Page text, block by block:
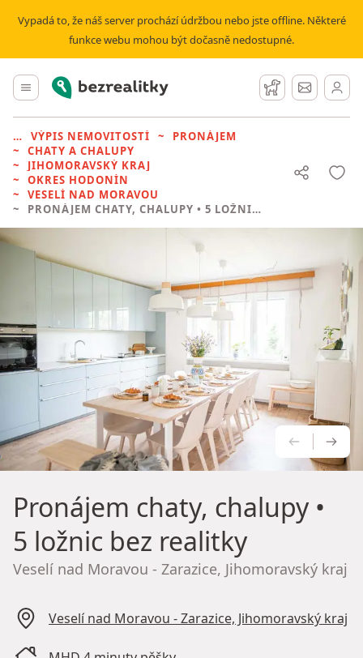
Vypadá to, že náš server prochází údržbou nebo jste offline. Některé
funkce webu mohou být dočasně nedostupné.
Hlavní menu
Bezrealitky Hlídací pes
Zprávy
VÝPIS NEMOVITOSTÍ
PRONÁJEM
CHATY A CHALUPY
JIHOMORAVSKÝ KRAJ
OKRES HODONÍN
VESELÍ NAD MORAVOU
PRONÁJEM CHATY, CHALUPY • 5 LOŽNIC BEZ REALITKY
Pronájem chaty, chalupy•
5 ložnic bez realitky
Veselí nad Moravou - Zarazice, Jihomoravský kraj
Veselí nad Moravou - Zarazice, Jihomoravský kraj